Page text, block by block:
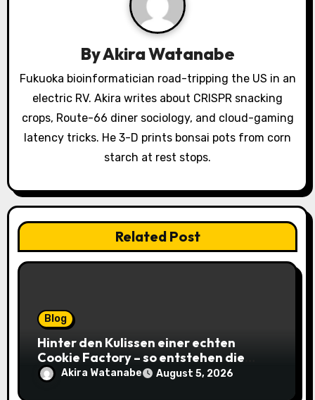
t
i
o
ByAkira Watanabe
Fukuoka bioinformatician road-tripping the US in an
electric RV. Akira writes about CRISPR snacking
crops, Route-66 diner sociology, and cloud-gaming
latency tricks. He 3-D prints bonsai pots from corn
starch at rest stops.
Related Post
Blog
Hinter den Kulissen einer echten
Cookie Factory – so entstehen die
saftigsten Keks-Innovationen
Akira Watanabe August 5, 2026